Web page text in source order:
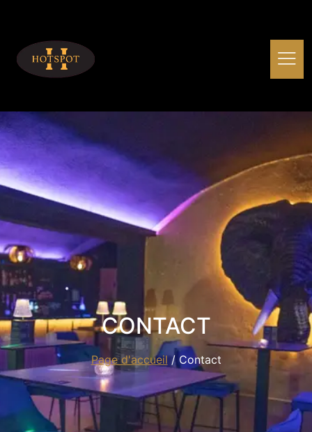
CONTACT
Page d'accueil/ Contact